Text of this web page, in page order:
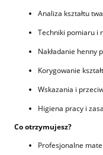
Analiza kształtu
Techniki pomiaru i
Nakładanie henny
Korygowanie
Wskazania i
Higiena pracy i
Co otrzymujesz?
Profesjonalne